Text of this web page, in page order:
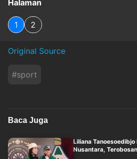
Halaman
1 2
Original Source
#sport
Baca Juga
Liliana Tanoesoedibjo
Nusantara,